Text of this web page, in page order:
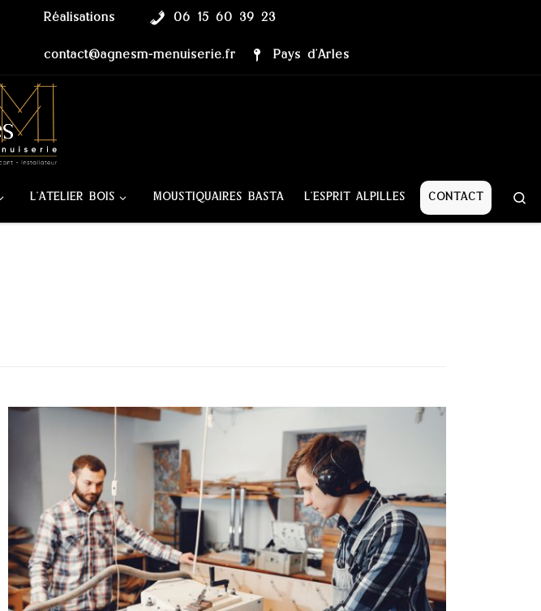
Réalisations 06 15 60 39 23
contact@agnesm-menuiserie.fr Pays d’Arles
L’ATELIER BOIS MOUSTIQUAIRES BASTA L’ESPRIT ALPILLES CONTACT